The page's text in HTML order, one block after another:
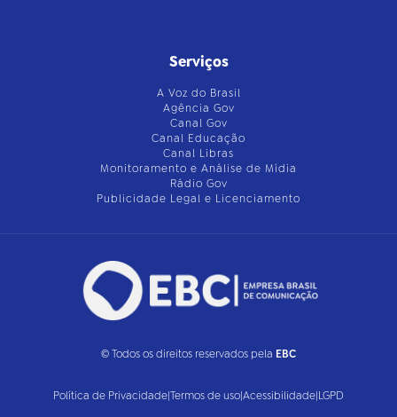
Serviços
A Voz do Brasil
Agência Gov
Canal Gov
Canal Educação
Canal Libras
Monitoramento e Análise de Mídia
Rádio Gov
Publicidade Legal e Licenciamento
© Todos os direitos reservados pela EBC
Política de Privacidade|Termos de uso|Acessibilidade|LGPD